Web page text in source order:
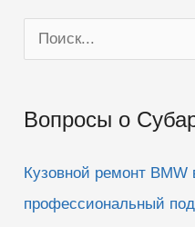
о
с
Вопросы о
Кузовной ремонт BMW
профессиональный